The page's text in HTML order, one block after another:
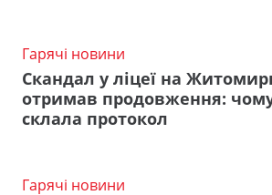
Гарячі новини
Скандал у ліцеї на
отримав продовження: чому
склала протокол
Гарячі новини